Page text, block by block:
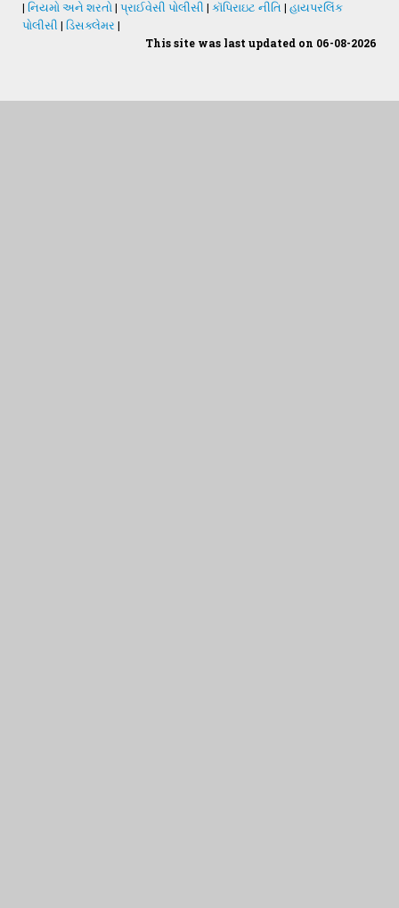
| નિયમો અને શરતો| પ્રાઈવેસી પોલીસી | કૉપિરાઇટ નીતિ | હાયપરલિંક
પોલીસી | ડિસક્લેમર |
This site was last updated on 06-08-2026